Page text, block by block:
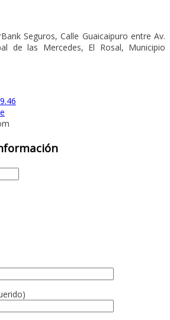
Seguros, Calle Guaicaipuro entre Av.
de las Mercedes, El Rosal, Municipio